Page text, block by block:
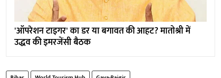
'ऑपरेशन टाइगर' का डर या बगावत की आहट? मातोश्री में
उद्धव की इमरजेंसी बैठक